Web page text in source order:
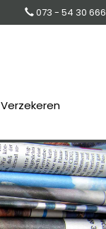
073 - 54 30 666
Verzekeren